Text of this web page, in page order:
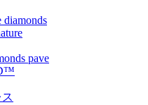
diamonds
pave